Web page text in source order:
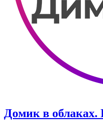
Домик в облаках.